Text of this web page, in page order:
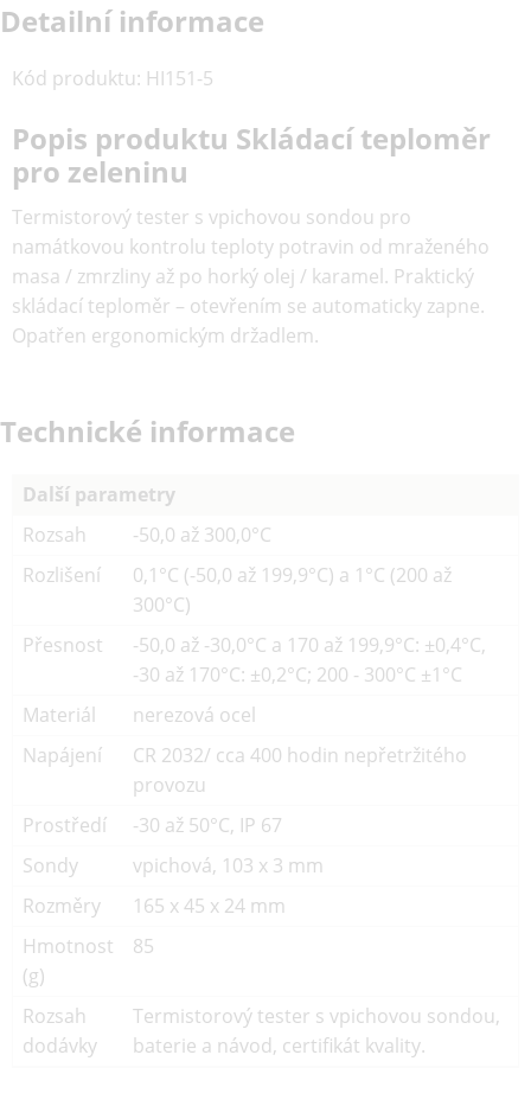
Detailní informace
Kód produktu: HI151-5
Popis produktu Skládací teploměr
pro zeleninu
Termistorový tester s vpichovou sondou pro
namátkovou kontrolu teploty potravin od mraženého
masa / zmrzliny až po horký olej / karamel. Praktický
skládací teploměr – otevřením se automaticky zapne.
Opatřen ergonomickým držadlem.
Technické informace
Další parametry
Rozsah
-50,0 až 300,0°C
Rozlišení
0,1°C (-50,0 až 199,9°C) a 1°C (200 až
300°C)
Přesnost
-50,0 až -30,0°C a 170 až 199,9°C: ±0,4°C,
-30 až 170°C: ±0,2°C; 200 - 300°C ±1°C
Materiál
nerezová ocel
Napájení
CR 2032/ cca 400 hodin nepřetržitého
provozu
Prostředí
-30 až 50°C, IP 67
Sondy
vpichová, 103 x 3 mm
Rozměry
165 x 45 x 24 mm
Hmotnost
(g)
85
Rozsah
dodávky
Termistorový tester s vpichovou sondou,
baterie a návod, certifikát kvality.